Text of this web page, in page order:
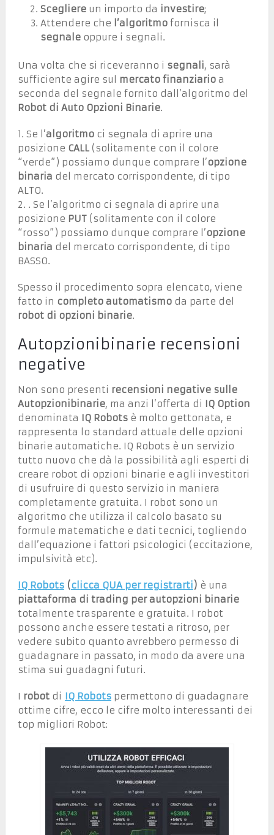
Scegliere un importo da investire;
Attendere che l’algoritmo fornisca il
segnale oppure i segnali.
Una volta che si riceveranno i segnali, sarà
sufficiente agire sul mercato finanziarioa
seconda del segnale fornito dall’algoritmo del
Robot di Auto Opzioni Binarie.
1. Se l’algoritmoci segnala di aprire una
posizione CALL(solitamente con il colore
“verde”) possiamo dunque comprare l’opzione
binaria del mercato corrispondente, di tipo
ALTO.
2. . Se l’algoritmo ci segnala di aprire una
posizione PUT(solitamente con il colore
“rosso”) possiamo dunque comprare l’opzione
binaria del mercato corrispondente, di tipo
BASSO.
Spesso il procedimento sopra elencato, viene
fatto in completo automatismoda parte del
robot di opzioni binarie.
Autopzionibinarie recensioni
negative
Non sono presenti recensioni negative sulle
Autopzionibinarie, ma anzi l’offerta di IQ Option
denominata IQ Robotsè molto gettonata, e
rappresenta lo standard attuale delle opzioni
binarie automatiche. IQ Robots è un servizio
tutto nuovo che dà la possibilità agli esperti di
creare robot di opzioni binarie e agli investitori
di usufruire di questo servizio in maniera
completamente gratuita. I robot sono un
algoritmo che utilizza il calcolo basato su
formule matematiche e dati tecnici, togliendo
dall’equazione i fattori psicologici (eccitazione,
impulsività etc).
IQ Robots(clicca QUA per registrarti)è una
piattaforma di trading per autopzioni binarie
totalmente trasparente e gratuita. I robot
possono anche essere testati a ritroso, per
vedere subito quanto avrebbero permesso di
guadagnare in passato, in modo da avere una
stima sui guadagni futuri.
I robotdi IQ Robotspermettono di guadagnare
ottime cifre, ecco le cifre molto interessanti dei
top migliori Robot: